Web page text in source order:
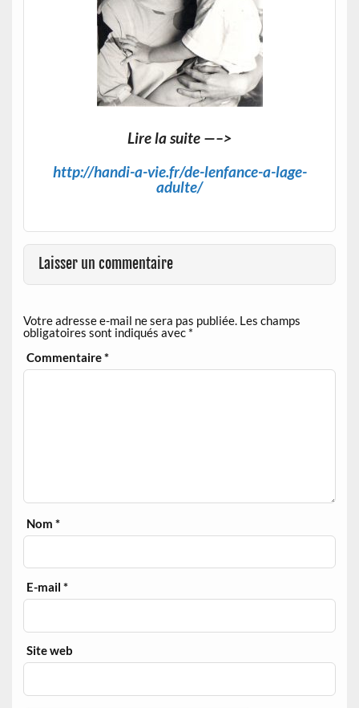
Lire la suite —–>
http://handi-a-vie.fr/de-lenfance-a-lage-
adulte/
Laisser un commentaire
Votre adresse e-mail ne sera pas publiée. Les champs
obligatoires sont indiqués avec *
Commentaire*
Nom*
E-mail*
Site web